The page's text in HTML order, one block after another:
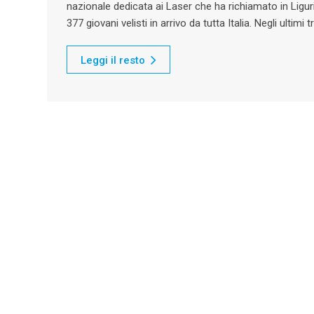
nazionale dedicata ai Laser che ha richiamato in
377 giovani velisti in arrivo da tutta Italia. Negli ultimi
Leggi il resto